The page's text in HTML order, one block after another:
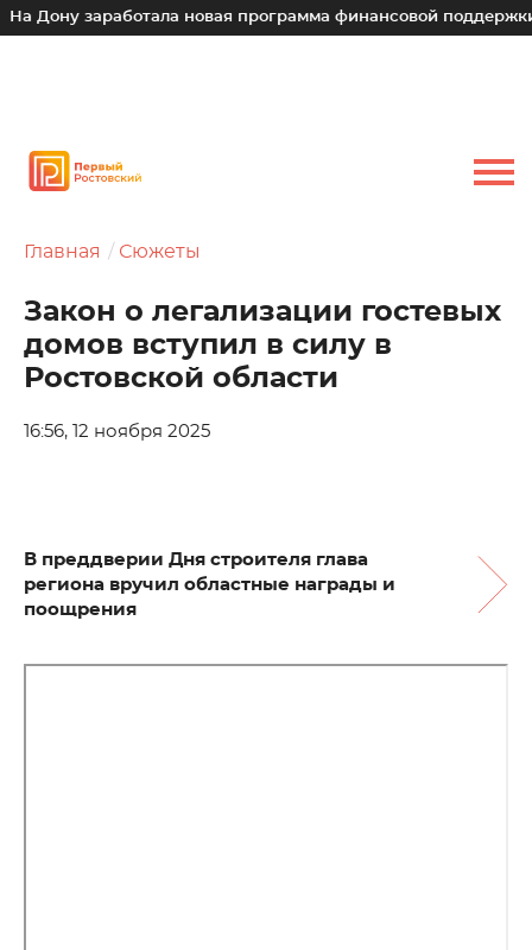
заработала новая программа финансовой поддержки для
Главная Сюжеты
Закон о легализации гостевых
домов вступил в силу в
Ростовской области
16:56, 12 ноября 2025
В преддверии Дня строителя глава
региона вручил областные награды и
поощрения